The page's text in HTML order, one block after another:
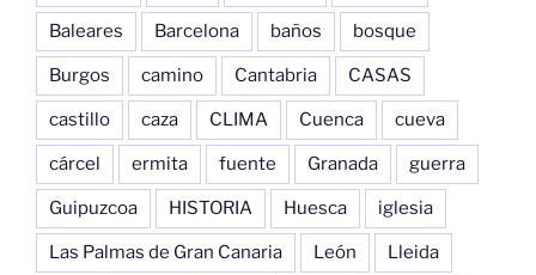
Baleares Barcelona baños bosque
Burgos camino Cantabria CASAS
castillo caza CLIMA Cuenca cueva
cárcel ermita fuente Granada guerra
Guipuzcoa HISTORIA Huesca iglesia
Las Palmas de Gran Canaria León Lleida